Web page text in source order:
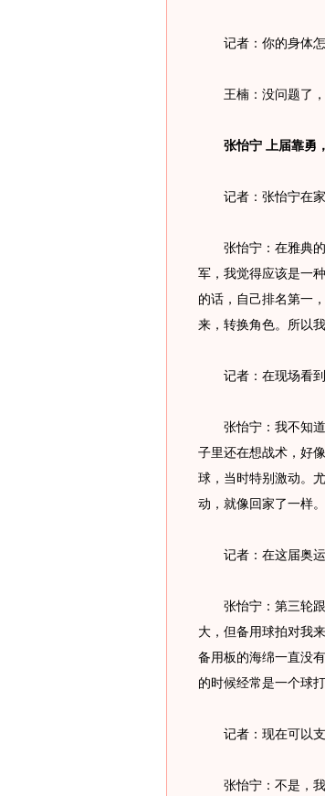
记者：你的身体怎
王楠：没问题了，
张怡宁 上届靠勇
记者：张怡宁在家
张怡宁：在雅典的
军，我觉得应该是一
的话，自己排名第一
来，转换角色。所以
记者：在现场看到
张怡宁：我不知道
子里还在想战术，好
球，当时特别激动。
动，就像回家了一样。
记者：在这届奥运
张怡宁：第三轮跟
大，但备用球拍对我
备用板的海绵一直没
的时候经常是一个球
记者：现在可以支
张怡宁：不是，我